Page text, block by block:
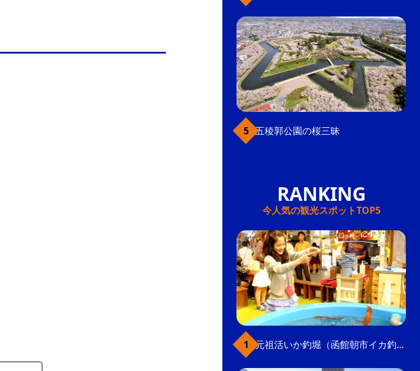
五稜郭公園の桜三昧
今人気の観光スポットTOP5
元祖活いか釣堀（函館朝市イカ釣り体験）